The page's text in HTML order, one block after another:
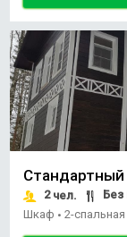
2чел.
Без
Шкаф • 2-